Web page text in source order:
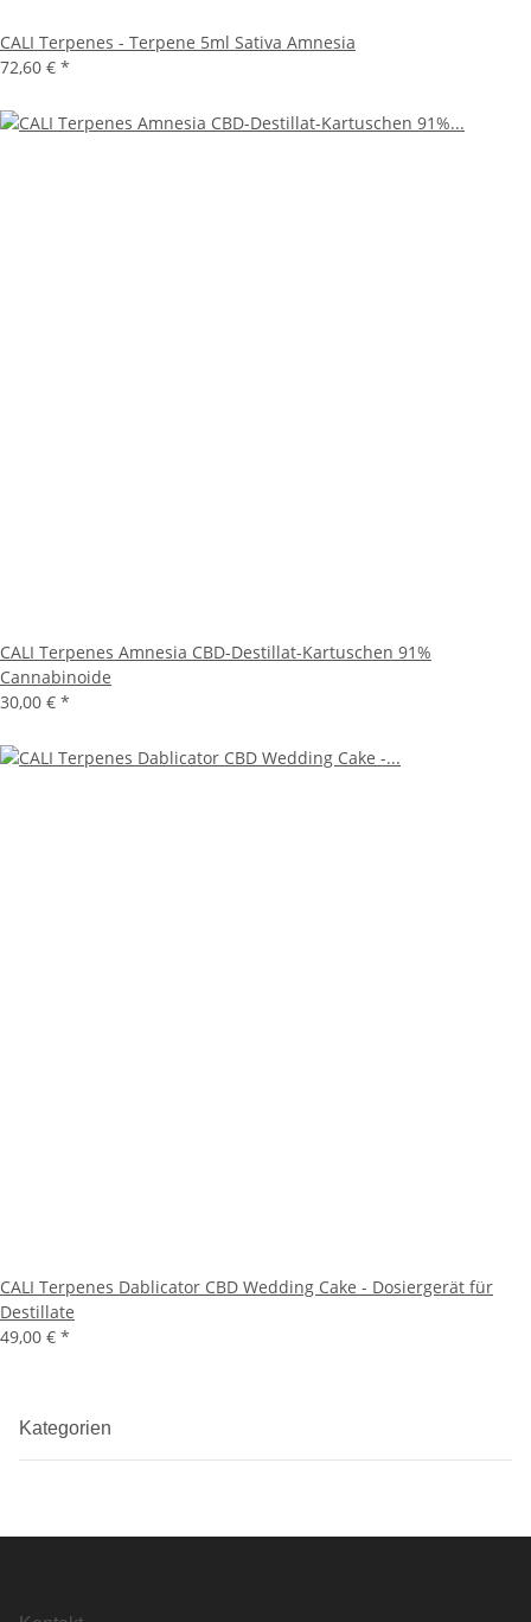
CALI Terpenes - Terpene 5ml Sativa Amnesia
72,60 € *
CALI Terpenes Amnesia CBD-Destillat-Kartuschen 91%
Cannabinoide
30,00 € *
CALI Terpenes Dablicator CBD Wedding Cake - Dosiergerät für
Destillate
49,00 € *
Kategorien